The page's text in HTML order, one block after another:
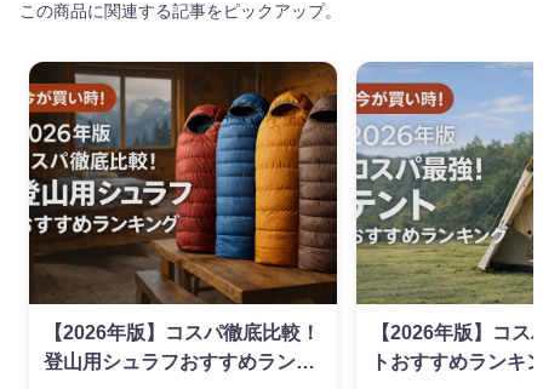
この商品に関連する記事をピックアップ。
【2026年版】コスパ徹底比較！
登山用シュラフおすすめランキ
【2026年版】コス
トおすすめランキ